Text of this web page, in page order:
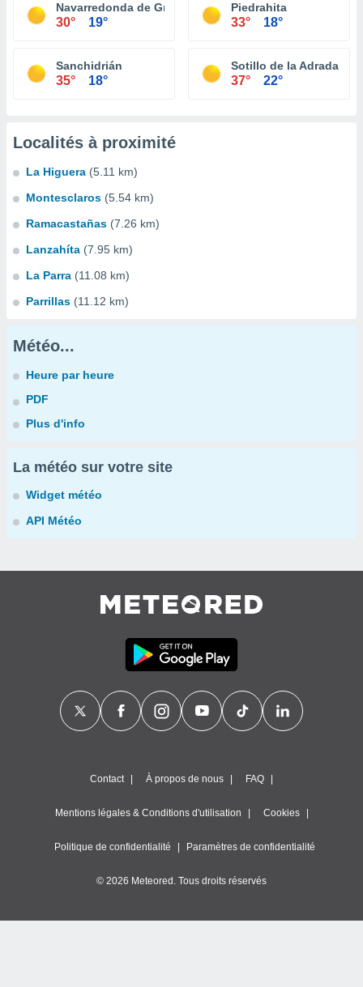
Navarredonda de Gredos
30° 19°
Piedrahita
33° 18°
Sanchidrián
35° 18°
Sotillo de la Adrada
37° 22°
Localités à proximité
La Higuera (5.11 km)
Montesclaros (5.54 km)
Ramacastañas (7.26 km)
Lanzahíta (7.95 km)
La Parra (11.08 km)
Parrillas (11.12 km)
Météo...
Heure par heure
PDF
Plus d'info
La météo sur votre site
Widget météo
API Météo
Contact À propos de nous FAQ
Mentions légales & Conditions d'utilisation Cookies
Politique de confidentialité Paramètres de confidentialité
© 2026 Meteored. Tous droits réservés